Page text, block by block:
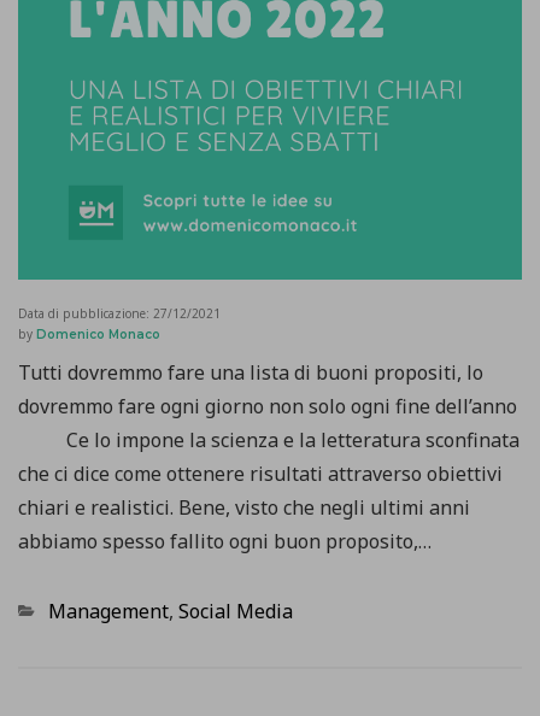
Data di pubblicazione: 27/12/2021
by Domenico Monaco
Tutti dovremmo fare una lista di buoni propositi, lo
dovremmo fare ogni giorno non solo ogni fine dell’anno
Ce lo impone la scienza e la letteratura sconfinata
che ci dice come ottenere risultati attraverso obiettivi
chiari e realistici. Bene, visto che negli ultimi anni
abbiamo spesso fallito ogni buon proposito,…
Categorie
Management, Social Media